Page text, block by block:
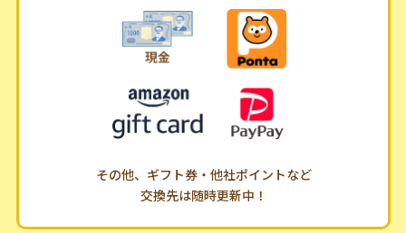
その他、ギフト券・他社ポイントなど
交換先は随時更新中！